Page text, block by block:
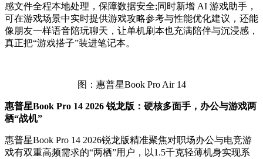
感文件全程本地处理，保障数据安全;同时新增 AI 游戏助手，
可在游戏场景中实时提供游戏攻略参考与性能优化建议，还能
像朋友一样语音陪玩聊天，让单机刷本也充满陪伴与沉浸感，
真正把“游戏搭子”装进笔记本。
图：惠普星Book Pro Air 14
惠普星Book Pro 14 2026 锐龙版：硬核多面手，办公与游戏两
栖“战机”
惠普星Book Pro 14 2026锐龙版精准聚焦对职场办公与电竞游
戏有双重高频需求的“两栖”用户，以1.5千克轻薄机身实现系